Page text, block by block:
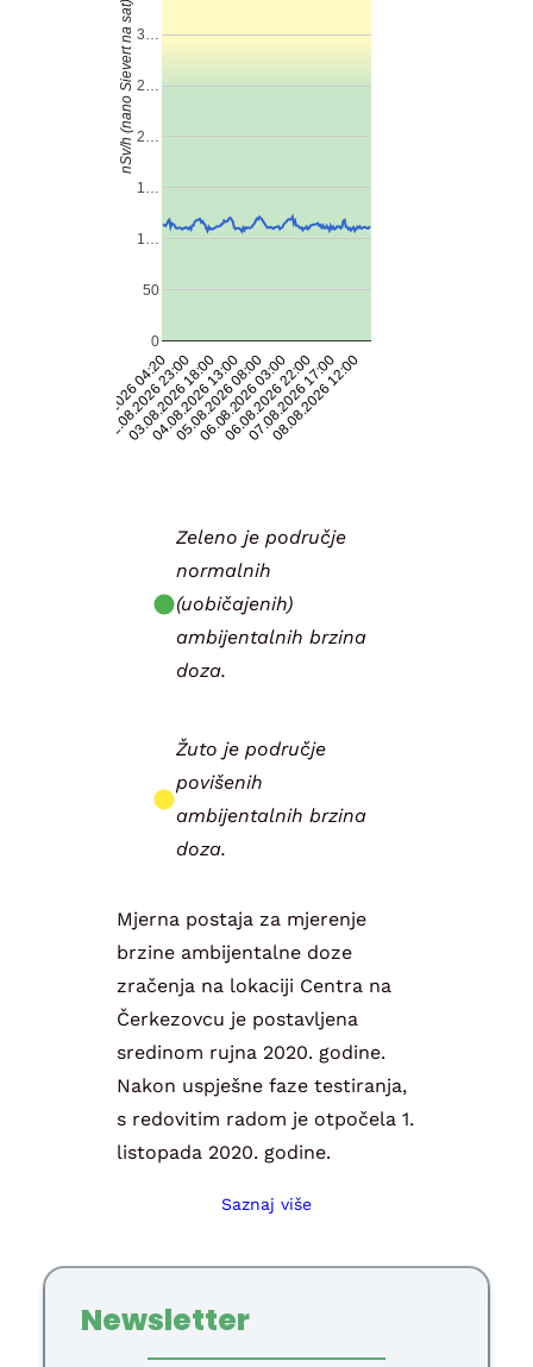
02.08.2026 04:20
02.08.2026 23:00
03.08.2026 18:00
04.08.2026 13:00
05.08.2026 08:00
06.08.2026 03:00
06.08.2026 22:00
07.08.2026 17:00
08.08.2026 12:00
0
50
1…
1…
2…
2…
3…
nSv/h (nano Sievert na sat)
Zeleno je područje
normalnih
(uobičajenih)
ambijentalnih brzina
doza.
Žuto je područje
povišenih
ambijentalnih brzina
doza.
Mjerna postaja za mjerenje
brzine ambijentalne doze
zračenja na lokaciji Centra na
Čerkezovcu je postavljena
sredinom rujna 2020. godine.
Nakon uspješne faze testiranja,
s redovitim radom je otpočela 1.
listopada 2020. godine.
Saznaj više
Newsletter